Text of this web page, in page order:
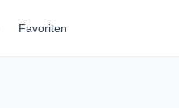
Favoriten